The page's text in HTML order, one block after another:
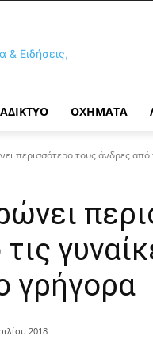
ΟΧΉΜΑΤΑ
περισσότερο τους άνδρες από
γρήγορα
2018